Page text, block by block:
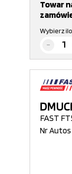
Towar
Wybierz
FAST
Nr Autos